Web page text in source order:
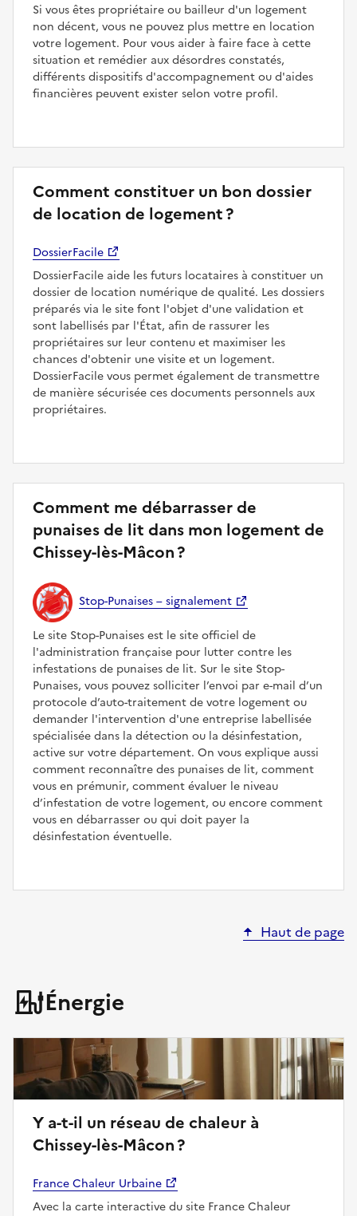
Si vous êtes propriétaire ou bailleur d'un logement
non décent, vous ne pouvez plus mettre en location
votre logement. Pour vous aider à faire face à cette
situation et remédier aux désordres constatés,
différents dispositifs d'accompagnement ou d'aides
financières peuvent exister selon votre profil.
Comment constituer un bon dossier
de location de logement ?
DossierFacile
DossierFacile aide les futurs locataires à constituer un
dossier de location numérique de qualité. Les dossiers
préparés via le site font l'objet d'une validation et
sont labellisés par l'État, afin de rassurer les
propriétaires sur leur contenu et maximiser les
chances d'obtenir une visite et un logement.
DossierFacile vous permet également de transmettre
de manière sécurisée ces documents personnels aux
propriétaires.
Comment me débarrasser de
punaises de lit dans mon logement de
Chissey-lès-Mâcon ?
Stop-Punaises – signalement
Le site Stop-Punaises est le site officiel de
l'administration française pour lutter contre les
infestations de punaises de lit. Sur le site Stop-
Punaises, vous pouvez solliciter l’envoi par e-mail d’un
protocole d’auto-traitement de votre logement ou
demander l'intervention d'une entreprise labellisée
spécialisée dans la détection ou la désinfestation,
active sur votre département. On vous explique aussi
comment reconnaître des punaises de lit, comment
vous en prémunir, comment évaluer le niveau
d’infestation de votre logement, ou encore comment
vous en débarrasser ou qui doit payer la
désinfestation éventuelle.
Haut de page
Énergie
Y a-t-il un réseau de chaleur à
Chissey-lès-Mâcon ?
France Chaleur Urbaine
Avec la carte interactive du site France Chaleur